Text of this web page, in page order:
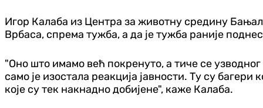
Игор Калаба из Центра за животну средину
Врбаса, спрема тужба, а да је тужба раније
"Оно што имамо већ покренуто, а тиче се
само је изостала реакција јавности. Ту су
које су тек накнадно добијене", каже Калаба.